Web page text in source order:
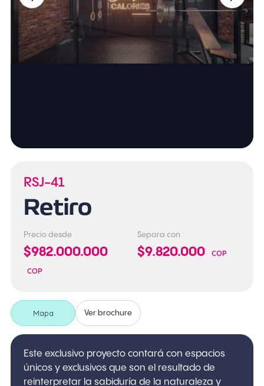
RSJ-41
Retiro
Precio desde
$982.000.000
COP
Separa con
$9.820.000 COP
Mapa Ver brochure
Este exclusivo proyecto contará con espacios
únicos y exclusivos que son el resultado de
reinterpretar la sabiduría de la naturaleza y